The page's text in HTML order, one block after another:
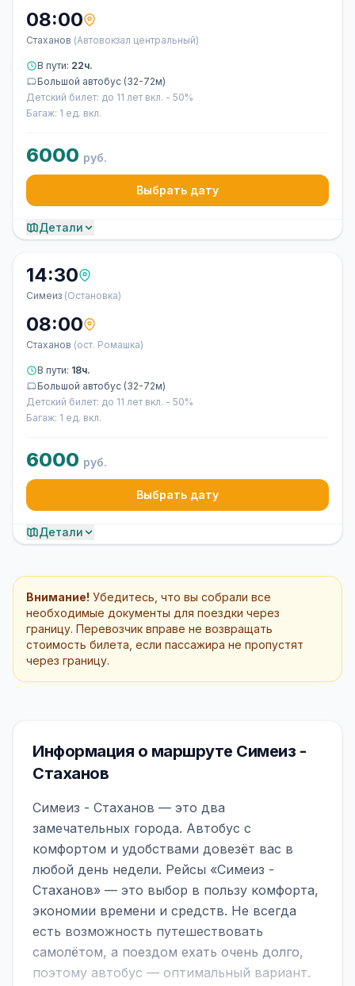
08:00
Стаханов (Автовокзал центральный)
В пути: 22ч.
Большой автобус (32-72м)
Детский билет: до 11 лет вкл. - 50%
Багаж: 1 ед. вкл.
6000 руб.
Выбрать дату
Детали
14:30
Симеиз (Остановка)
08:00
Стаханов (ост. Ромашка)
В пути: 18ч.
Большой автобус (32-72м)
Детский билет: до 11 лет вкл. - 50%
Багаж: 1 ед. вкл.
6000 руб.
Выбрать дату
Детали
Внимание! Убедитесь, что вы собрали все
необходимые документы для поездки через
границу. Перевозчик вправе не возвращать
стоимость билета, если пассажира не пропустят
через границу.
Информация о маршруте Симеиз -
Стаханов
Симеиз - Стаханов — это два
замечательных города. Автобус с
комфортом и удобствами довезёт вас в
любой день недели. Рейсы «Симеиз -
Стаханов» — это выбор в пользу комфорта,
экономии времени и средств. Не всегда
есть возможность путешествовать
самолётом, а поездом ехать очень долго,
поэтому автобус — оптимальный вариант.